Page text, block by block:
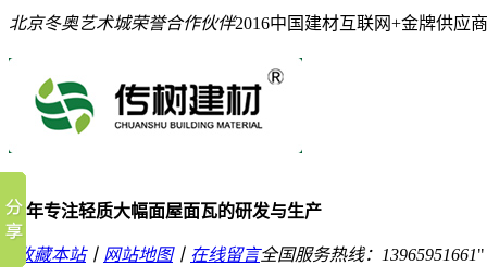
北京冬奥艺术城荣誉合作伙伴2016中国建材互联网+金牌供应商
10年专注轻质大幅面屋面瓦的研发与生产
收藏本站丨 网站地图丨 在线留言全国服务热线： 13965951661